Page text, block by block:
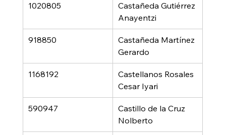
1020805
Castañeda Gutiérrez
Anayentzi
918850
Castañeda Martínez
Gerardo
1168192
Castellanos Rosales
Cesar Iyari
590947
Castillo de la Cruz
Nolberto